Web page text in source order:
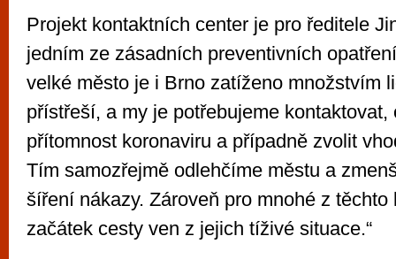
Projekt kontaktních center je pro ředitele
jedním ze zásadních preventivních
velké město je i Brno zatíženo množstvím
přístřeší, a my je potřebujeme kontaktovat,
přítomnost koronaviru a případně zvolit
Tím samozřejmě odlehčíme městu a
šíření nákazy. Zároveň pro mnohé z
začátek cesty ven z jejich tíživé situace.“